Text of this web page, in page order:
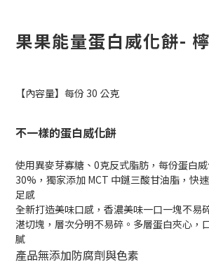
果果能量蛋白威化餅-
【內容量】每份 30 公克
不一樣的蛋白威化餅
使用異麥芽寡糖、0克反式脂肪，每份蛋白
30%，獨家添加 MCT 中鏈三酸甘油脂，快
足感
全新打造美味口感，香濃美味一口一塊不易
湛切塊，層次分明不易碎。多層蛋白夾心，
膩
產品無添加防腐劑與色素